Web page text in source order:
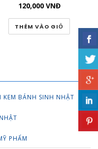
120,000 VNĐ
THÊM VÀO GIỎ
KEM BÁNH SINH NHẬT
PHẨM